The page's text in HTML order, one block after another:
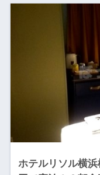
ホテルリソル横